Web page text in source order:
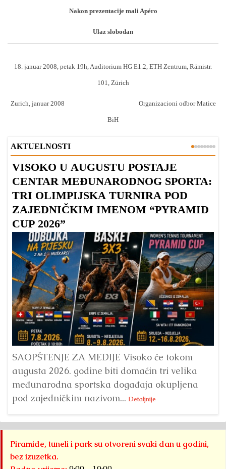
Nakon prezentacije mali Apéro
Ulaz slobodan
18. januar 2008, petak 19h, Auditorium HG E1.2, ETH Zentrum, Rämistr.
101, Zürich
Zurich , januar 2008 Organizacioni odbor Matice
BiH
AKTUELNOSTI
VISOKO U AUGUSTU POSTAJE
CENTAR MEĐUNARODNOG SPORTA:
TRI OLIMPIJSKA TURNIRA POD
ZAJEDNIČKIM IMENOM “PYRAMID
CUP 2026”
SAOPŠTENJE ZA MEDIJE Visoko će tokom
augusta 2026. godine biti domaćin tri velika
međunarodna sportska događaja okupljena
pod zajedničkim nazivom... Detaljnije
Piramide, tuneli i park su otvoreni svaki dan u godini,
bez izuzetka.